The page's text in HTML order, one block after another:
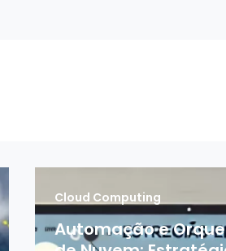
Cloud Computing
Automação e